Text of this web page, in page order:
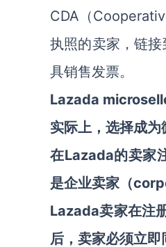
CDA（
执照的卖家，链
具销售发票。
Lazada
实际上，选择成为
在Lazada的卖家
是企业卖家（
Lazada卖家在注
后，卖家必须立